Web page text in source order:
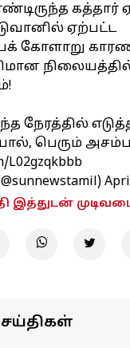
ஏற்பட்ட
கோளாறு
நேரத்தில்
பெரும்
L02gzqkbbb
இத்துடன்